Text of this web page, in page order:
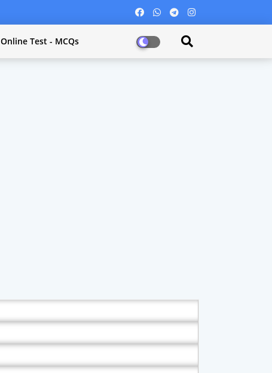
Online Test - MCQs